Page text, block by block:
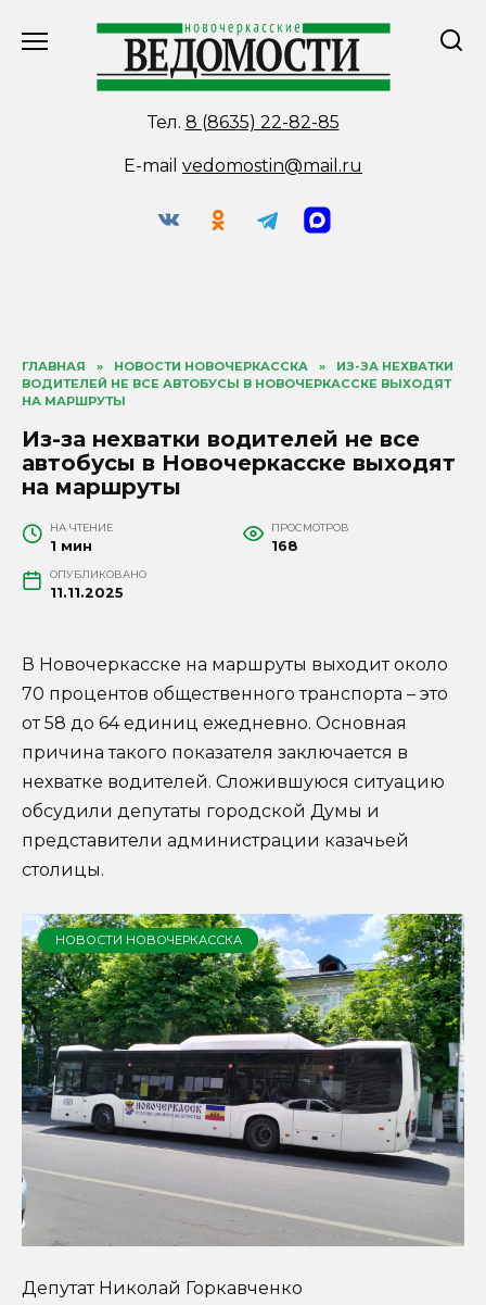
Тел. 8 (8635) 22-82-85
E-mail vedomostin@mail.ru
ГЛАВНАЯ » НОВОСТИ НОВОЧЕРКАССКА »
ИЗ-ЗА НЕХВАТКИ
ВОДИТЕЛЕЙ НЕ ВСЕ АВТОБУСЫ В НОВОЧЕРКАССКЕ ВЫХОДЯТ
НА МАРШРУТЫ
Из-за нехватки водителей не все
автобусы в Новочеркасске выходят
на маршруты
НА ЧТЕНИЕ
1 мин
ПРОСМОТРОВ
168
ОПУБЛИКОВАНО
11.11.2025
В Новочеркасске на маршруты выходит около
70 процентов общественного транспорта – это
от 58 до 64 единиц ежедневно. Основная
причина такого показателя заключается в
нехватке водителей. Сложившуюся ситуацию
обсудили депутаты городской Думы и
представители администрации казачьей
столицы.
НОВОСТИ НОВОЧЕРКАССКА
Депутат Николай Горкавченко